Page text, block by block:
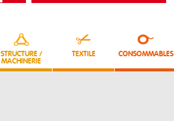
STRUCTURE /
MACHINERIE
TEXTILE CONSOMMABLES